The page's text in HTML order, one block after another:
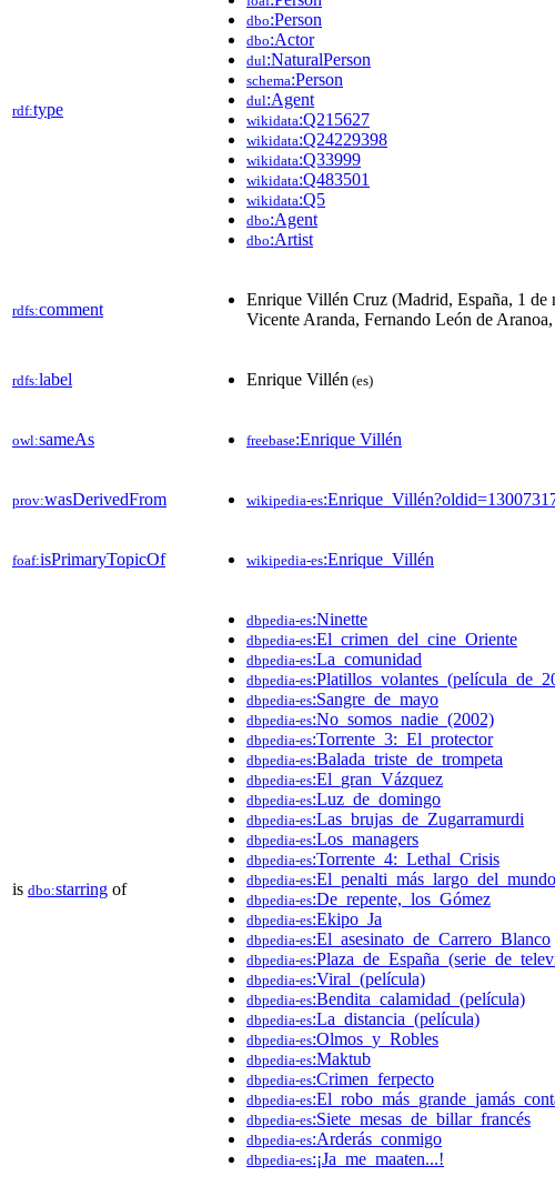
rdf:type
dbo:Person
dbo:Actor
dul:NaturalPerson
schema:Person
dul:Agent
wikidata:Q215627
wikidata:Q24229398
wikidata:Q33999
wikidata:Q483501
wikidata:Q5
dbo:Agent
dbo:Artist
rdfs:comment
Enrique Villén Cruz (Madrid, España, 1 de
Vicente Aranda, Fernando León de
rdfs:label Enrique Villén (es)
owl:sameAs freebase:Enrique Villén
prov:wasDerivedFrom wikipedia-es
foaf:isPrimaryTopicOf wikipedia-es:Enrique_Villén
is dbo:starring of
dbpedia-es:Ninette
dbpedia-es:El_crimen_del_cine_Oriente
dbpedia-es:La_comunidad
dbpedia-es
dbpedia-es:Sangre_de_mayo
dbpedia-es:No_somos_nadie_(2002)
dbpedia-es:Torrente_3:_El_protector
dbpedia-es:Balada_triste_de_trompeta
dbpedia-es:El_gran_Vázquez
dbpedia-es:Luz_de_domingo
dbpedia-es:Las_brujas_de_Zugarramurdi
dbpedia-es:Los_managers
dbpedia-es:Torrente_4:_Lethal_Crisis
dbpedia-es:El_penalti_más_largo_del_mundo
dbpedia-es:De_repente,_los_Gómez
dbpedia-es:Ekipo_Ja
dbpedia-es:El_asesinato_de_Carrero_Blanco
dbpedia-es
dbpedia-es:Viral_(película)
dbpedia-es:Bendita_calamidad_(película)
dbpedia-es:La_distancia_(película)
dbpedia-es:Olmos_y_Robles
dbpedia-es:Maktub
dbpedia-es:Crimen_ferpecto
dbpedia-es
dbpedia-es:Siete_mesas_de_billar_francés
dbpedia-es:Arderás_conmigo
dbpedia-es:¡Ja_me_maaten...!